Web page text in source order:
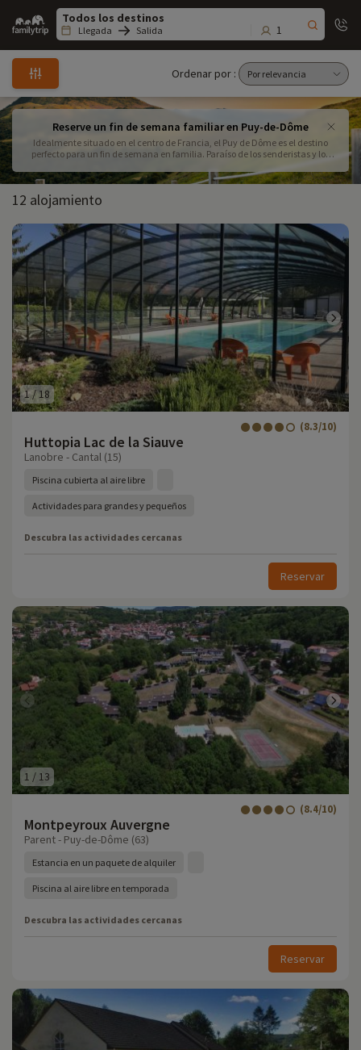
Family
trip
Llegada Salida 1
Ordenar por :
Reserve un fin de semana familiar en Puy-de-Dôme
Idealmente situado en el centro de Francia, el Puy de Dôme es el destino
perfecto para un fin de semana en familia. Paraíso de los senderistas y los
verde y sus relieves volcánicos. No olvide degustar las especialidades
locales, que harán las delicias de grandes y pequeños.
12 alojamiento
1/18
Huttopia Lac de la Siauve
(8.3/10)
Lanobre - Cantal (15)
Piscina cubierta al aire libre
Actividades para grandes y pequeños
Descubra las actividades cercanas
Reservar
1 / 13
Montpeyroux Auvergne
(8.4/10)
Parent - Puy-de-Dôme (63)
Estancia en un paquete de alquiler
Piscina al aire libre en temporada
Descubra las actividades cercanas
Reservar